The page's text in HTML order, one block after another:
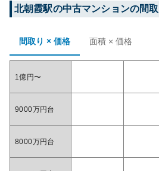
北朝霞駅の中古マンションの間
間取り × 価格 面積 × 価格
1億円〜
9000万円台
8000万円台